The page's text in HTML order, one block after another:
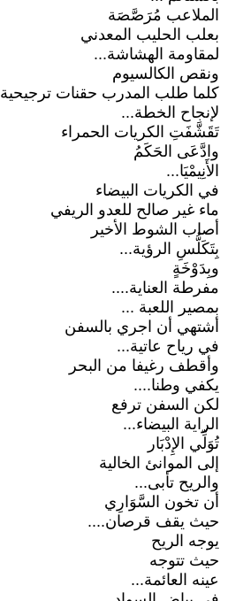
الملاعب مُرَصَّصَة
بعلب الحليب المعدني
لمقاومة الهشاشة...
ونقص الكالسيوم
كلما طلب المدرب حقنات ترجيحية
لإنجاح الخطة...
تَقَشَّفَتِ الكريات الحمراء
وادَّعَى الحَكَمُ
الأَنِيمْيَا...
في الكريات البيضاء
ماء غير صالح للعدو الريفي
أصاب الشوط الأخير
بِتَكَلُّسِ الرؤية...
وبِدَوْخَةٍ
مفرطة العناية....
بمصير اللعبة ...
أشتهي أن اجري بالسفن
في رياح عاتية...
وأقطف رغيفا من البحر
يكفي وطنا....
لكن السفن ترفع
الراية البيضاء...
تُوَلِّي الإِدْبَار
إلى الموانئ الخالية
والريح تأبى...
أن تخون السَّوَارِي
حيث يقف قرصان....
يوجه الريح
حيث تتوجه
عينه العائمة...